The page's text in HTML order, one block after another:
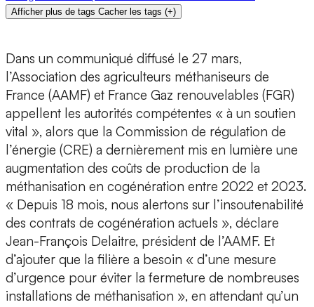
Afficher plus de tags Cacher les tags (+)
Dans un communiqué diffusé le 27 mars,
l’Association des agriculteurs méthaniseurs de
France (AAMF) et France Gaz renouvelables (FGR)
appellent les autorités compétentes « à un soutien
vital », alors que la Commission de régulation de
l’énergie (CRE) a dernièrement mis en lumière une
augmentation des coûts de production de la
méthanisation en cogénération entre 2022 et 2023.
« Depuis 18 mois, nous alertons sur l’insoutenabilité
des contrats de cogénération actuels », déclare
Jean-François Delaitre, président de l’AAMF. Et
d’ajouter que la filière a besoin « d’une mesure
d’urgence pour éviter la fermeture de nombreuses
installations de méthanisation », en attendant qu’un